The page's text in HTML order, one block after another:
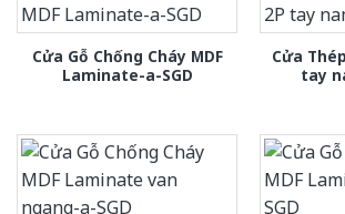
Cửa Gỗ Chống Cháy MDF
Laminate-a-SGD
Cửa
tay